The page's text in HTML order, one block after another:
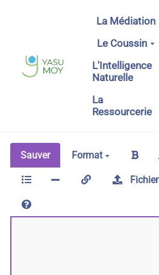
Aller au contenu principal
La Médiation
Le Coussin
L'Intelligence
Naturelle
La
Ressourcerie
Sauver Format
Fichier